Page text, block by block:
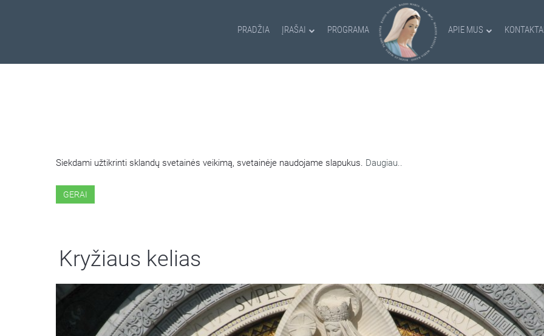
PRADŽIA ĮRAŠAI PROGRAMA APIE MUS
Siekdami užtikrinti sklandų svetainės veikimą, svetainėje naudojame slapukus. Daugiau..
GERAI
Kryžiaus kelias